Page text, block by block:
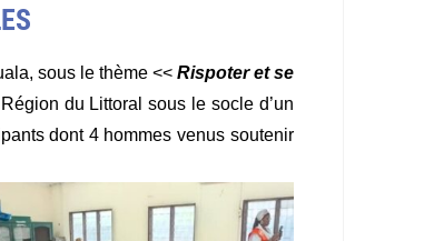
sous le thème <<Rispoter et se
du Littoral sous le socle d’un
dont 4 hommes venus soutenir